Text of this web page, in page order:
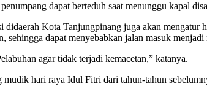
dapat berteduh saat menunggu kapal
Kota Tanjungpinang juga akan mengatur
dapat menyebabkan jalan masuk menjadi
agar tidak terjadi kemacetan,” katanya.
hari raya Idul Fitri dari tahun-tahun